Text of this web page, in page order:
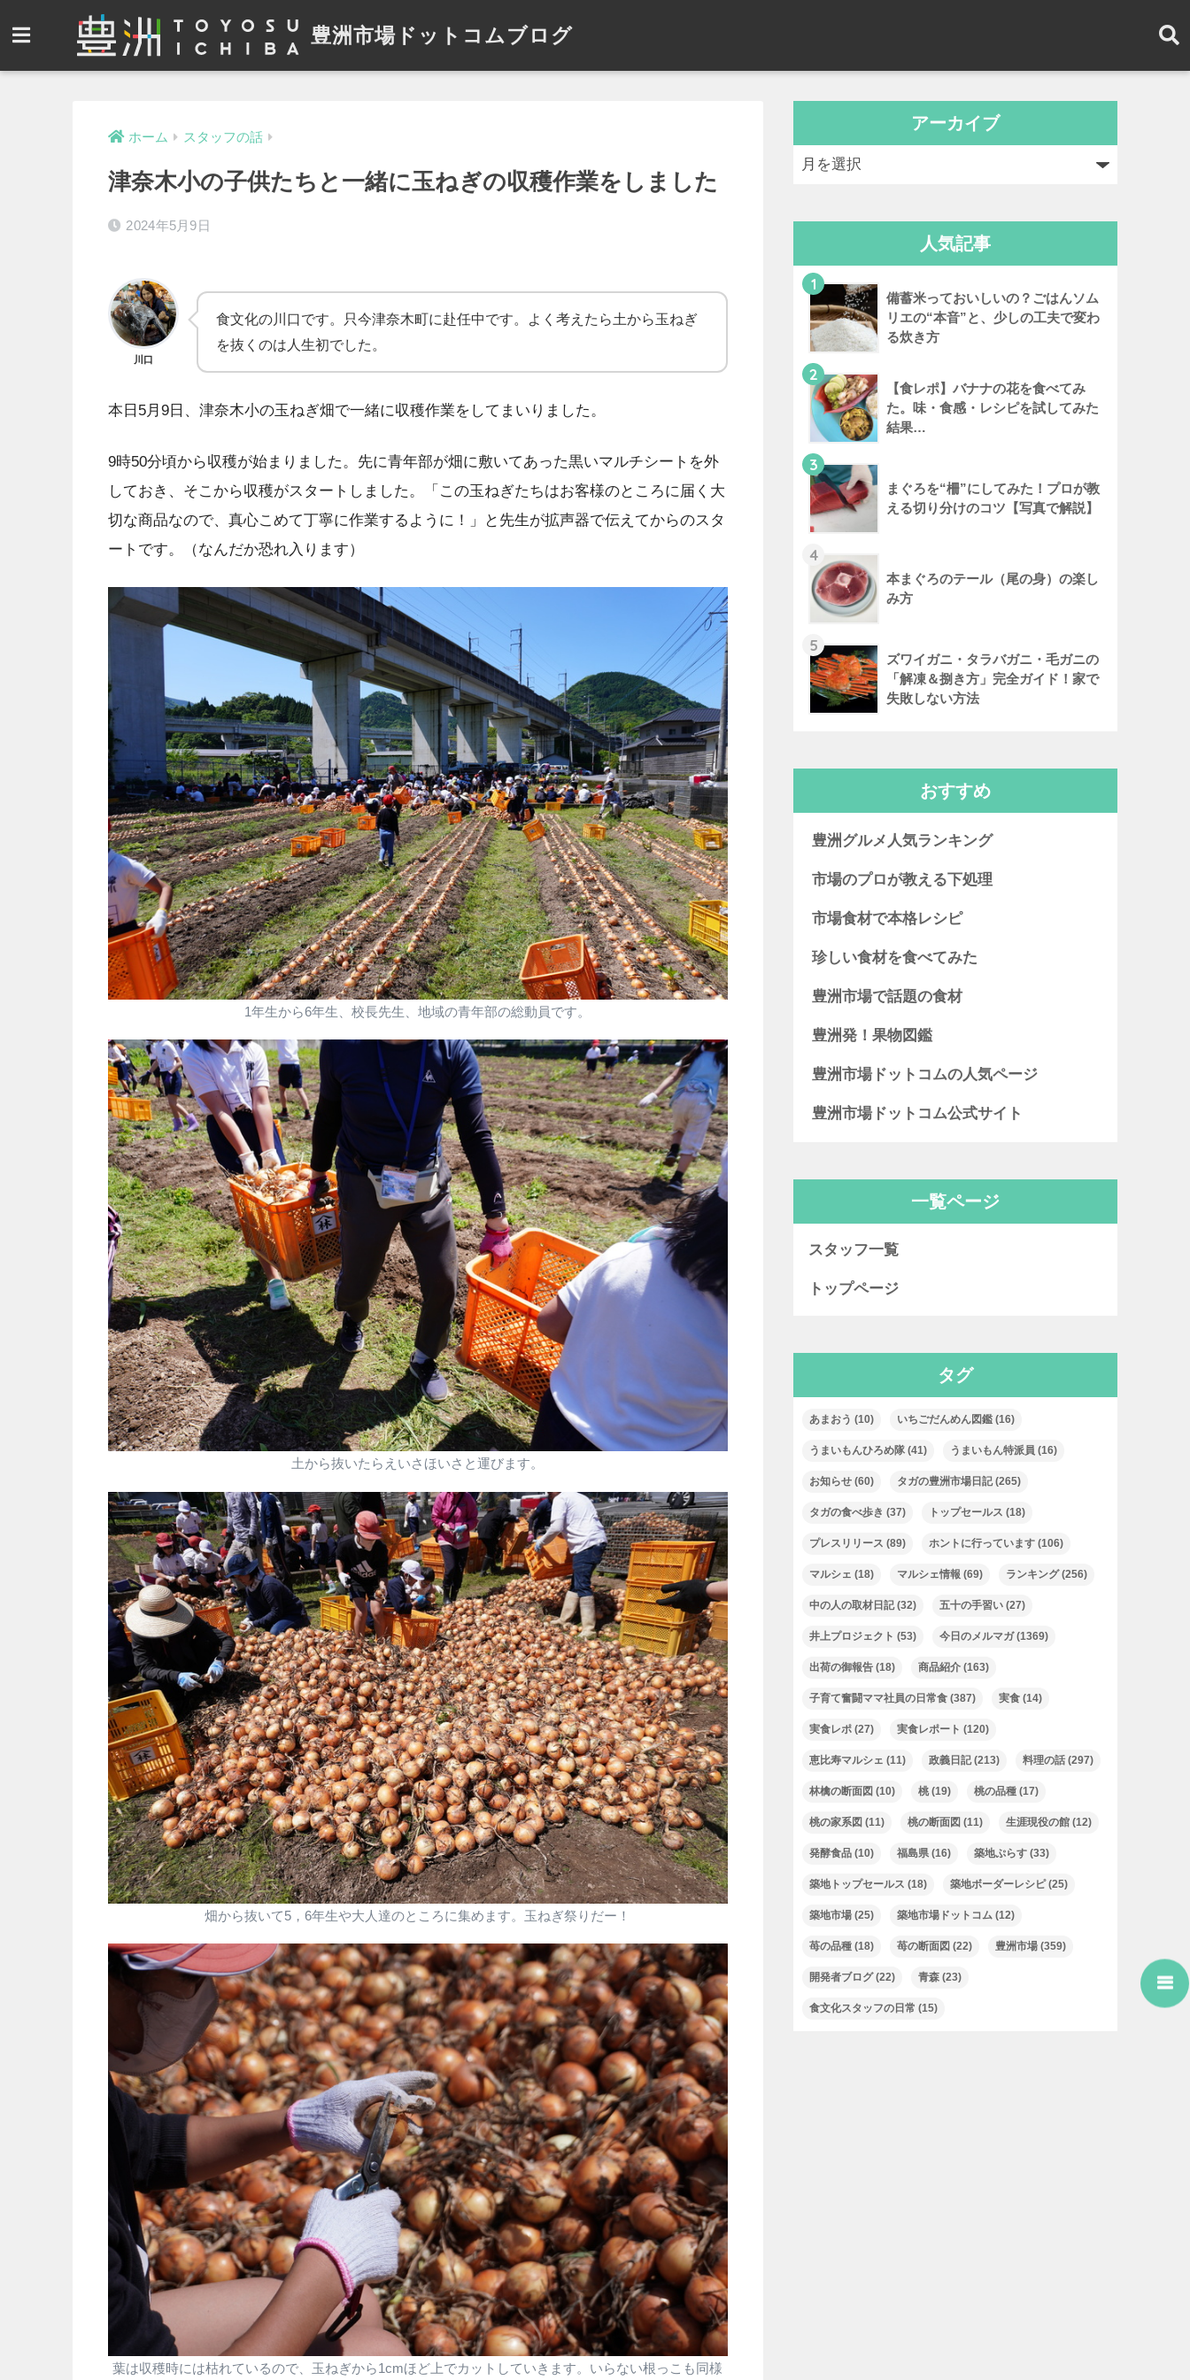
豊洲市場ドットコムブログ
ホーム スタッフの話
津奈木小の子供たちと一緒に玉ねぎの収穫作業をしました
2024年5月9日
川口
食文化の川口です。只今津奈木町に赴任中です。よく考えたら土から玉ねぎ
を抜くのは人生初でした。
本日5月9日、津奈木小の玉ねぎ畑で一緒に収穫作業をしてまいりました。
9時50分頃から収穫が始まりました。先に青年部が畑に敷いてあった黒いマルチシートを外
しておき、そこから収穫がスタートしました。「この玉ねぎたちはお客様のところに届く大
切な商品なので、真心こめて丁寧に作業するように！」と先生が拡声器で伝えてからのスタ
ートです。（なんだか恐れ入ります）
1年生から6年生、校長先生、地域の青年部の総動員です。
土から抜いたらえいさほいさと運びます。
畑から抜いて5，6年生や大人達のところに集めます。玉ねぎ祭りだー！
葉は収穫時には枯れているので、玉ねぎから1cmほど上でカットしていきます。いらない根っこも同様
アーカイブ
人気記事
1
備蓄米っておいしいの？ごはんソム
リエの“本音”と、少しの工夫で変わ
る炊き方
2
【食レポ】バナナの花を食べてみ
た。味・食感・レシピを試してみた
結果…
3
まぐろを“柵”にしてみた！プロが教
える切り分けのコツ【写真で解説】
4
本まぐろのテール（尾の身）の楽し
み方
5
ズワイガニ・タラバガニ・毛ガニの
「解凍＆捌き方」完全ガイド！家で
失敗しない方法
おすすめ
豊洲グルメ人気ランキング
市場のプロが教える下処理
市場食材で本格レシピ
珍しい食材を食べてみた
豊洲市場で話題の食材
豊洲発！果物図鑑
豊洲市場ドットコムの人気ページ
豊洲市場ドットコム公式サイト
一覧ページ
スタッフ一覧
トップページ
タグ
あまおう (10) いちごだんめん図鑑 (16)
うまいもんひろめ隊 (41) うまいもん特派員 (16)
お知らせ (60) タガの豊洲市場日記(265)
タガの食べ歩き (37) トップセールス (18)
プレスリリース (89) ホントに行っています (106)
マルシェ (18) マルシェ情報 (69) ランキング(256)
中の人の取材日記(32) 五十の手習い (27)
井上プロジェクト (53) 今日のメルマガ(1369)
出荷の御報告 (18) 商品紹介 (163)
子育て奮闘ママ社員の日常食 (387) 実食 (14)
実食レポ (27) 実食レポート (120)
恵比寿マルシェ (11) 政義日記(213) 料理の話 (297)
林檎の断面図 (10) 桃(19) 桃の品種 (17)
桃の家系図 (11) 桃の断面図 (11) 生涯現役の館 (12)
発酵食品 (10) 福島県 (16) 築地ぷらす (33)
築地トップセールス (18) 築地ボーダーレシピ(25)
築地市場 (25) 築地市場ドットコム (12)
苺の品種 (18) 苺の断面図 (22) 豊洲市場 (359)
開発者ブログ(22) 青森 (23)
食文化スタッフの日常 (15)